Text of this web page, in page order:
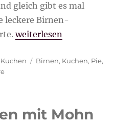
gleich gibt es mal
leckere Birnen-
„Birnen-Vanillepudding
weiterlesen
Kategorien
Kuchen Schlagwörter
Birnen, Kuchen, Pie,
zu
mit Mohn